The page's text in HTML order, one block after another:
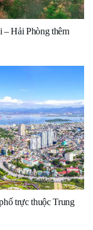
– Hải Phòng thêm
trực thuộc Trung